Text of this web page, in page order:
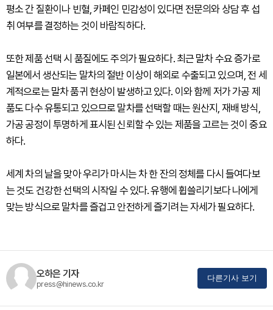
평소 간 질환이나 빈혈, 카페인 민감성이 있다면 전문의와 상담 후 섭
취 여부를 결정하는 것이 바람직하다.
또한 제품 선택 시 품질에도 주의가 필요하다. 최근 말차 수요 증가로
일본에서 생산되는 말차의 절반 이상이 해외로 수출되고 있으며, 전 세
계적으로는 말차 품귀 현상이 발생하고 있다. 이와 함께 저가 가공 제
품도 다수 유통되고 있으므로 말차를 선택할 때는 원산지, 재배 방식,
가공 공정이 투명하게 표시된 신뢰할 수 있는 제품을 고르는 것이 중요
하다.
세계 차의 날을 맞아 우리가 마시는 차 한 잔의 정체를 다시 들여다보
는 것도 건강한 선택의 시작일 수 있다. 유행에 휩쓸리기보다 나에게
맞는 방식으로 말차를 즐겁고 안전하게 즐기려는 자세가 필요하다.
오하은 기자
press@hinews.co.kr
다른기사 보기